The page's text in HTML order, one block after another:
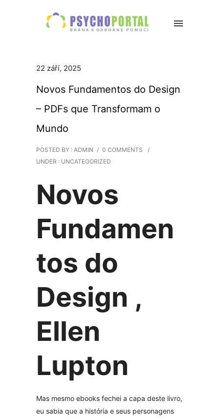
22 září, 2025
Novos Fundamentos do Design
– PDFs que Transformam o
Mundo
POSTED BY : ADMIN / 0 COMMENTS
/
UNDER : UNCATEGORIZED
Novos
Fundamen
tos do
Design ,
Ellen
Lupton
Mas mesmo ebooks fechei a capa deste livro,
eu sabia que a história e seus personagens